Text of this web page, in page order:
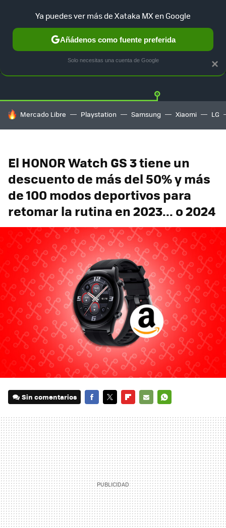
GUÍA DE COMPRAS MERCADO LIBRE
HOY SE HABLA DE
Mercado Libre Playstation Samsung Xiaomi LG
El HONOR Watch GS 3 tiene un
descuento de más del 50% y más
de 100 modos deportivos para
retomar la rutina en 2023... o 2024
Sin comentarios
MAIL
×
Ya puedes ver más de Xataka MX en Google
Añádenos como fuente preferida
Solo necesitas una cuenta de Google